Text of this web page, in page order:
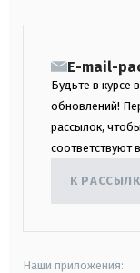
E-mail-
Будьте в курсе
обновлений!
рассылок,
соответствуют
К
Наши приложения: